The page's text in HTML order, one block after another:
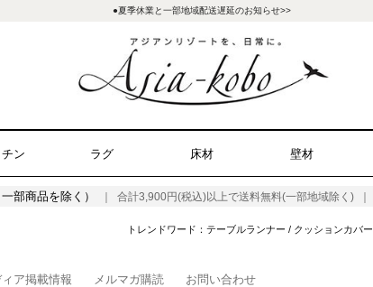
●夏季休業と一部地域配送遅延のお知らせ>>
ン ラグ 床材 壁材
部商品を除く） ｜ 合計3,900円(税込)以上で送料無料(一部地域除く) ｜
トレンドワード： テーブルランナー / クッションカバー
ア掲載情報 メルマガ購読 お問い合わせ